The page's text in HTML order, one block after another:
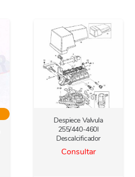
Despiece Valvula
255/440-460I
Descalcificador
Consultar